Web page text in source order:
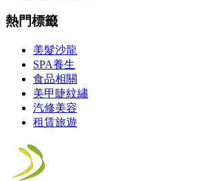
熱門標籤
美髮沙龍
SPA養生
食品相關
美甲睫紋繡
汽修美容
租賃旅遊